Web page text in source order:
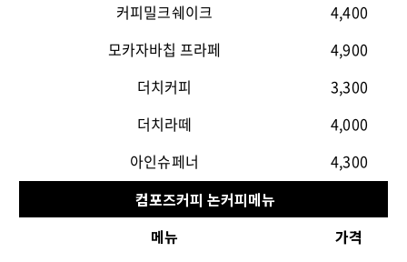
커피밀크쉐이크
4,400
모카자바칩 프라페
4,900
더치커피
3,300
더치라떼
4,000
아인슈페너
4,300
컴포즈커피 논커피메뉴
메뉴
가격